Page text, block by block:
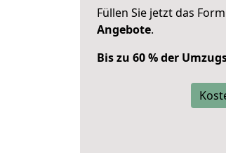
Füllen Sie jetzt das
Angebote.
Bis zu 60 % der